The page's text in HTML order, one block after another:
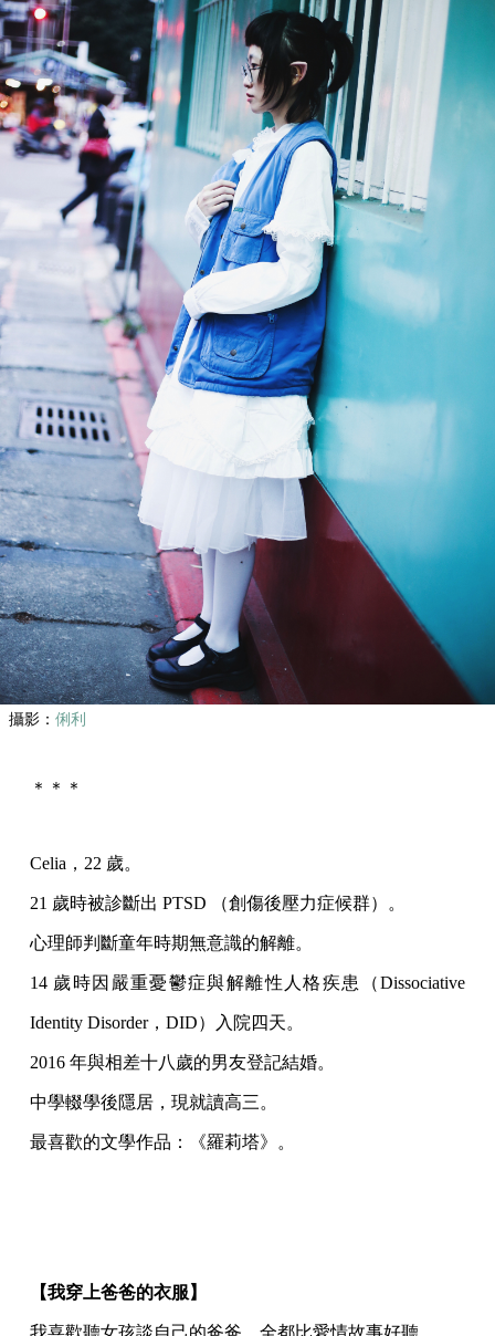
攝影： 俐利
＊＊＊
Celia，22 歲。
21 歲時被診斷出 PTSD （創傷後壓力症候群）。
心理師判斷童年時期無意識的解離。
14 歲時因嚴重憂鬱症與解離性人格疾患（Dissociative
Identity Disorder，DID）入院四天。
2016 年與相差十八歲的男友登記結婚。
中學輟學後隱居，現就讀高三。
最喜歡的文學作品：《羅莉塔》。
【我穿上爸爸的衣服】
我喜歡聽女孩談自己的爸爸，全都比愛情故事好聽。